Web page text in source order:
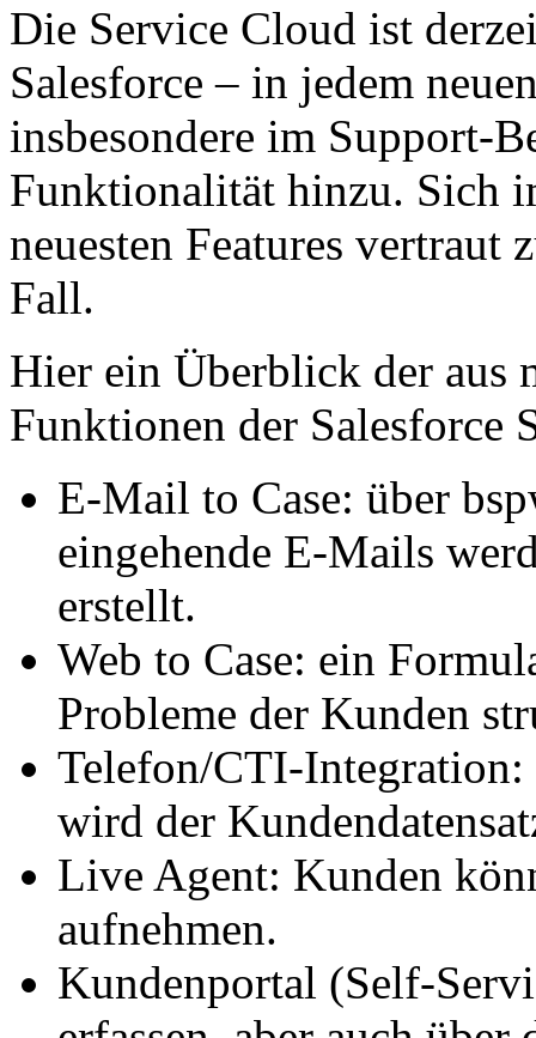
Die Service Cloud ist
Salesforce – in jedem
insbesondere im Support-
Funktionalität hinzu. Sich
neuesten Features vertraut
Fall.
Hier ein Überblick der aus
Funktionen der Salesforce
E-Mail to Case: über
eingehende E-Mails
erstellt.
Web to Case: ein
Probleme der Kunden
Telefon/CTI-Integration:
wird der
Live Agent: Kunden
aufnehmen.
Kundenportal (Self-